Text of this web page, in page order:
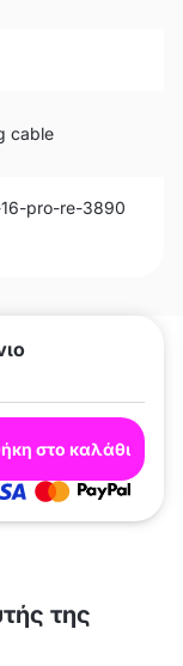
στο καλάθι
cable
pro-re-3890
της